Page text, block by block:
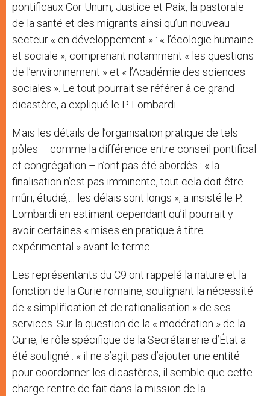
pontificaux Cor Unum, Justice et Paix, la pastorale
de la santé et des migrants ainsi qu’un nouveau
secteur « en développement » : « l’écologie humaine
et sociale », comprenant notamment « les questions
de l’environnement » et « l’Académie des sciences
sociales ». Le tout pourrait se référer à ce grand
dicastère, a expliqué le P. Lombardi.
Mais les détails de l’organisation pratique de tels
pôles – comme la différence entre conseil pontifical
et congrégation – n’ont pas été abordés : « la
finalisation n’est pas imminente, tout cela doit être
mûri, étudié,… les délais sont longs », a insisté le P.
Lombardi en estimant cependant qu’il pourrait y
avoir certaines « mises en pratique à titre
expérimental » avant le terme.
Les représentants du C9 ont rappelé la nature et la
fonction de la Curie romaine, soulignant la nécessité
de « simplification et de rationalisation » de ses
services. Sur la question de la « modération » de la
Curie, le rôle spécifique de la Secrétairerie d’État a
été souligné : « il ne s’agit pas d’ajouter une entité
pour coordonner les dicastères, il semble que cette
charge rentre de fait dans la mission de la